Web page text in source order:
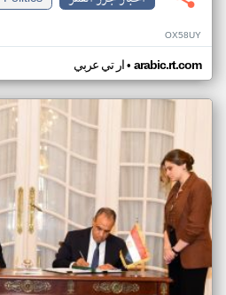
OX58UY
ار تي عربي• arabic.rt.com